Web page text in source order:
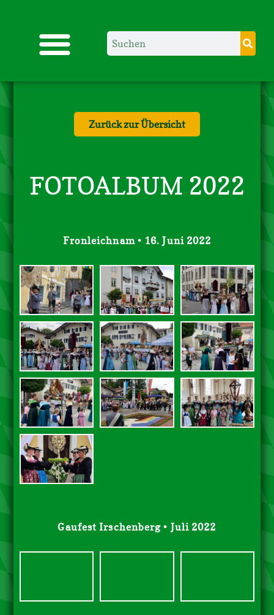
Zurück zur Übersicht
FOTOALBUM 2022
Fronleichnam • 16. Juni 2022
Gaufest Irschenberg • Juli 2022